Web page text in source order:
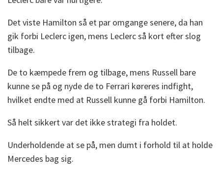
Det viste Hamilton så et par omgange senere, da han
gik forbi Leclerc igen, mens Leclerc så kort efter slog
tilbage.
De to kæmpede frem og tilbage, mens Russell bare
kunne se på og nyde de to Ferrari køreres indfight,
hvilket endte med at Russell kunne gå forbi Hamilton.
Så helt sikkert var det ikke strategi fra holdet.
Underholdende at se på, men dumt i forhold til at holde
Mercedes bag sig.